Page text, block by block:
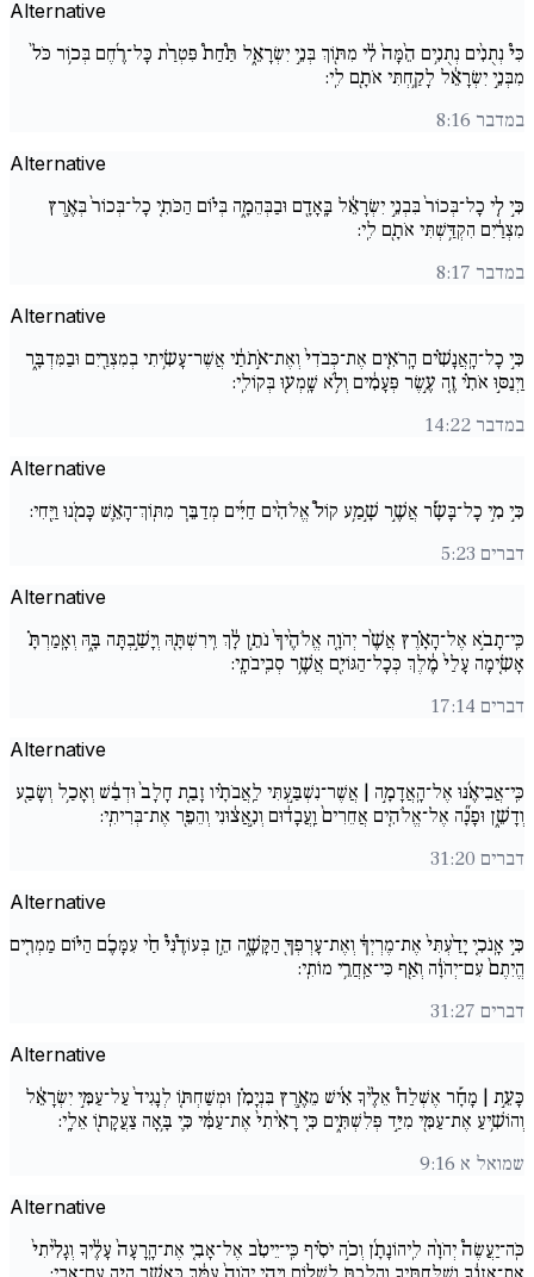
Alternative
כִּי֩ נְתֻנִ֨ים נְתֻנִ֥ים הֵ֨מָּה֙ לִ֔י מִתּ֖וֹךְ בְּנֵ֣י יִשְׂרָאֵ֑ל תַּ֩חַת֩ פִּטְרַ֨ת כָּל־רֶ֜חֶם בְּכ֥וֹר כֹּל֙
מִבְּנֵ֣י יִשְׂרָאֵ֔ל לָקַ֥חְתִּי אֹתָ֖ם לִֽי:
במדבר 8:16
Alternative
כִּ֣י לִ֤י כָל־בְּכוֹר֙ בִּבְנֵ֣י יִשְׂרָאֵ֔ל בָּֽאָדָ֖ם וּבַבְּהֵמָ֑ה בְּי֗וֹם הַכֹּתִ֤י כָל־בְּכוֹר֙ בְּאֶ֣רֶץ
מִצְרַ֔יִם הִקְדַּ֥שְׁתִּי אֹתָ֖ם לִֽי:
במדבר 8:17
Alternative
כִּ֣י כָל־הָֽאֲנָשִׁ֗ים הָֽרֹאִ֤ים אֶת־כְּבֹדִי֙ וְאֶת־אֹ֣תֹתַ֔י אֲשֶׁר־עָשִׂ֥יתִי בְמִצְרַ֖יִם וּבַמִּדְבָּ֑ר
וַיְנַסּ֣וּ אֹתִ֗י זֶ֚ה עֶ֣שֶׂר פְּעָמִ֔ים וְלֹ֥א שָֽׁמְע֖וּ בְּקוֹלִֽי:
במדבר 14:22
Alternative
כִּ֣י מִ֣י כָל־בָּשָׂ֡ר אֲשֶׁ֣ר שָׁ֣מַ֥ע קוֹל֩ אֱלֹהִ֨ים חַיִּ֜ים מְדַבֵּ֧ר מִתּֽוֹךְ־הָאֵ֛שׁ כָּמֹ֖נוּ וַיֶּֽחִי:
דברים 5:23
Alternative
כִּֽי־תָבֹ֣א אֶל־הָאָ֗רֶץ אֲשֶׁ֨ר יְהֹוָ֤ה אֱלֹהֶ֨יךָ֙ נֹתֵ֣ן לָ֔ךְ וִֽירִשְׁתָּ֖הּ וְיָשַׁ֣בְתָּה בָּ֑הּ וְאָֽמַרְתָּ֗
אָשִׂ֤ימָה עָלַי֙ מֶ֔לֶךְ כְּכָל־הַגּוֹיִ֖ם אֲשֶׁ֥ר סְבִֽיבֹתָֽי:
דברים 17:14
Alternative
כִּֽי־אֲבִיאֶ֜נּוּ אֶל־הָֽאֲדָמָ֣ה | אֲשֶׁר־נִשְׁבַּ֣עְתִּי לַֽאֲבֹתָ֗יו זָבַ֤ת חָלָב֙ וּדְבַ֔שׁ וְאָכַ֥ל וְשָׂבַ֖ע
וְדָשֵׁ֑ן וּפָנָ֞ה אֶל־אֱלֹהִ֤ים אֲחֵרִים֙ וַֽעֲבָד֔וּם וְנִ֣אֲצ֔וּנִי וְהֵפֵ֖ר אֶת־בְּרִיתִֽי:
דברים 31:20
Alternative
כִּ֣י אָֽנֹכִ֤י יָדַ֨עְתִּי֙ אֶת־מֶרְיְךָ֔ וְאֶת־עָרְפְּךָ֖ הַקָּשֶׁ֑ה הֵ֣ן בְּעוֹדֶ֩נִּי֩ חַ֨י עִמָּכֶ֜ם הַיּ֗וֹם מַמְרִ֤ים
הֱיִתֶם֙ עִם־יְהֹוָ֔ה וְאַ֖ף כִּי־אַֽחֲרֵ֥י מוֹתִֽי:
דברים 31:27
Alternative
כָּעֵ֣ת | מָחָ֡ר אֶשְׁלַח֩ אֵלֶ֨יךָ אִ֜ישׁ מֵאֶ֣רֶץ בִּנְיָמִ֗ן וּמְשַׁחְתּ֚וֹ לְנָגִיד֙ עַל־עַמִּ֣י יִשְׂרָאֵ֔ל
וְהוֹשִׁ֥יעַ אֶת־עַמִּ֖י מִיַּ֣ד פְּלִשְׁתִּ֑ים כִּ֚י רָאִ֙יתִי֙ אֶת־עַמִּ֔י כִּ֛י בָּ֥אָה צַעֲקָת֖וֹ אֵלָֽי:
שמואל א 9:16
Alternative
כֹּֽה־יַעֲשֶׂה֩ יְהֹוָ֨ה לִֽיהוֹנָתָ֜ן וְכֹ֣ה יֹסִ֗יף כִּֽי־יֵיטִ֨ב אֶל־אָבִ֚י אֶת־הָֽרָעָה֙ עָלֶ֔יךָ וְגָלִ֙יתִי֙